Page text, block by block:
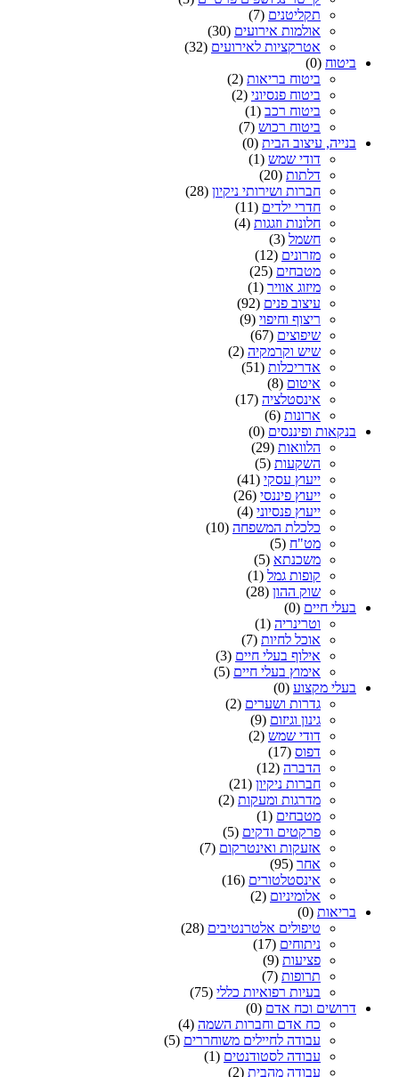
תקליטנים (7)
אולמות אירועים (30)
אטרקציות לאירועים (32)
ביטוח (0)
ביטוח בריאות (2)
ביטוח פנסיוני (2)
ביטוח רכב (1)
ביטוח רכוש (7)
בנייה, עיצוב הבית (0)
דודי שמש (1)
דלתות (20)
חברות ושירותי ניקיון (28)
חדרי ילדים (11)
חלונות וזגגות (4)
חשמל (3)
מזרונים (12)
מטבחים (25)
מיזוג אוויר (1)
עיצוב פנים (92)
ריצוף וחיפוי (9)
שיפוצים (67)
שיש וקרמקיה (2)
אדריכלות (51)
איטום (8)
אינסטלציה (17)
ארונות (6)
בנקאות ופיננסים (0)
הלוואות (29)
השקעות (5)
ייעוץ עסקי (41)
ייעוץ פיננסי (26)
ייעוץ פנסיוני (4)
כלכלת המשפחה (10)
מט"ח (5)
משכנתא (5)
קופות גמל (1)
שוק ההון (28)
בעלי חיים (0)
וטרינריה (1)
אוכל לחיות (7)
אילוף בעלי חיים (3)
אימוץ בעלי חיים (5)
בעלי מקצוע (0)
גדרות ושערים (2)
גינון וגיזום (9)
דודי שמש (2)
דפוס (17)
הדברה (12)
חברות ניקיון (21)
מדרגות ומעקות (2)
מטבחים (1)
פרקטים ודקים (5)
אזעקות ואינטרקום (7)
אחר (95)
אינסטלטורים (16)
אלומיניום (2)
בריאות (0)
טיפולים אלטרנטיבים (28)
ניתוחים (17)
פציעות (9)
תרופות (7)
בעיות רפואיות כללי (75)
דרושים וכח אדם (0)
כח אדם וחברות השמה (4)
עבודה לחיילים משוחררים (5)
עבודה לסטודנטים (1)
עבודה מהבית (2)